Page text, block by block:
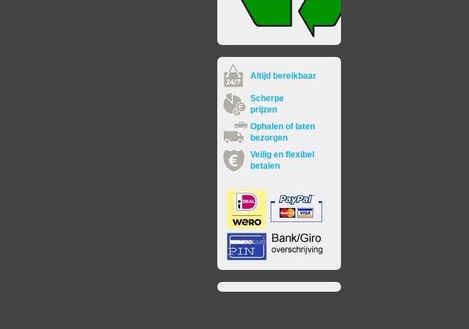
Altijd bereikbaar
Scherpe
prijzen
Ophalen of laten
bezorgen
Veilig en flexibel
betalen